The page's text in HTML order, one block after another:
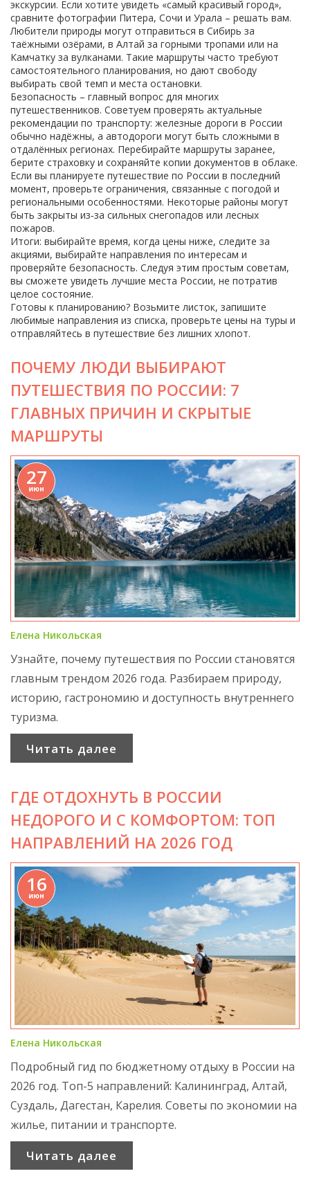
экскурсии. Если хотите увидеть «самый красивый город»,
сравните фотографии Питера, Сочи и Урала – решать вам.
Любители природы могут отправиться в Сибирь за
таёжными озёрами, в Алтай за горными тропами или на
Камчатку за вулканами. Такие маршруты часто требуют
самостоятельного планирования, но дают свободу
выбирать свой темп и места остановки.
Безопасность – главный вопрос для многих
путешественников. Советуем проверять актуальные
рекомендации по транспорту: железные дороги в России
обычно надёжны, а автодороги могут быть сложными в
отдалённых регионах. Перебирайте маршруты заранее,
берите страховку и сохраняйте копии документов в облаке.
Если вы планируете путешествие по России в последний
момент, проверьте ограничения, связанные с погодой и
региональными особенностями. Некоторые районы могут
быть закрыты из‑за сильных снегопадов или лесных
пожаров.
Итоги: выбирайте время, когда цены ниже, следите за
акциями, выбирайте направления по интересам и
проверяйте безопасность. Следуя этим простым советам,
вы сможете увидеть лучшие места России, не потратив
целое состояние.
Готовы к планированию? Возьмите листок, запишите
любимые направления из списка, проверьте цены на туры и
отправляйтесь в путешествие без лишних хлопот.
ПОЧЕМУ ЛЮДИ ВЫБИРАЮТ
ПУТЕШЕСТВИЯ ПО РОССИИ: 7
ГЛАВНЫХ ПРИЧИН И СКРЫТЫЕ
МАРШРУТЫ
27
июн
Елена Никольская
Узнайте, почему путешествия по России становятся
главным трендом 2026 года. Разбираем природу,
историю, гастрономию и доступность внутреннего
туризма.
Читать далее
ГДЕ ОТДОХНУТЬ В РОССИИ
НЕДОРОГО И С КОМФОРТОМ: ТОП
НАПРАВЛЕНИЙ НА 2026 ГОД
16
июн
Елена Никольская
Подробный гид по бюджетному отдыху в России на
2026 год. Топ-5 направлений: Калининград, Алтай,
Суздаль, Дагестан, Карелия. Советы по экономии на
жилье, питании и транспорте.
Читать далее